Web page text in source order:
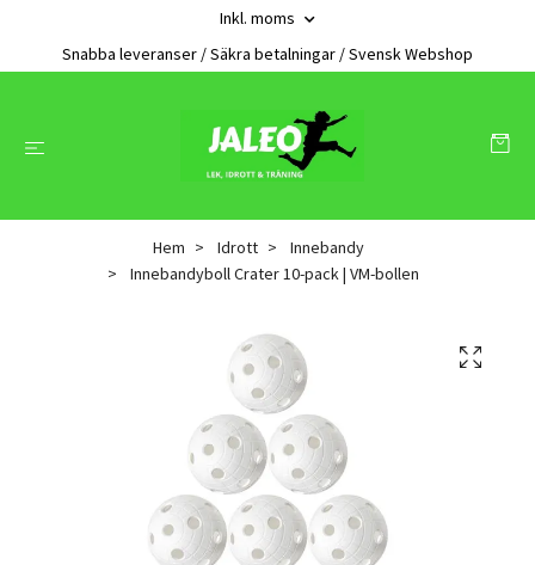
Inkl. moms
Snabba leveranser / Säkra betalningar / Svensk Webshop
Hem Idrott
Innebandy
Innebandyboll Crater 10-pack | VM-bollen